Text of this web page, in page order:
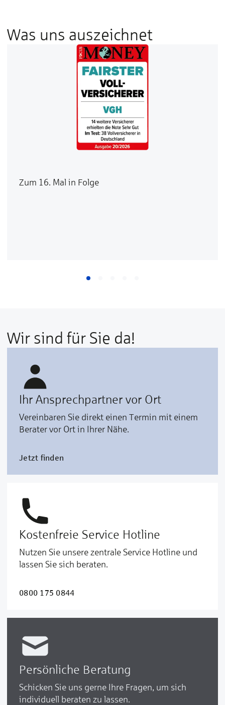
Was uns auszeichnet
Zum 16. Mal in Folge
Wir sind für Sie da!
Ihr Ansprechpartner vor Ort
Vereinbaren Sie direkt einen Termin mit einem
Berater vor Ort in Ihrer Nähe.
Jetzt finden
Kostenfreie Service Hotline
Nutzen Sie unsere zentrale Service Hotline und
lassen Sie sich beraten.
0800 175 0844
Persönliche Beratung
Schicken Sie uns gerne Ihre Fragen, um sich
individuell beraten zu lassen.